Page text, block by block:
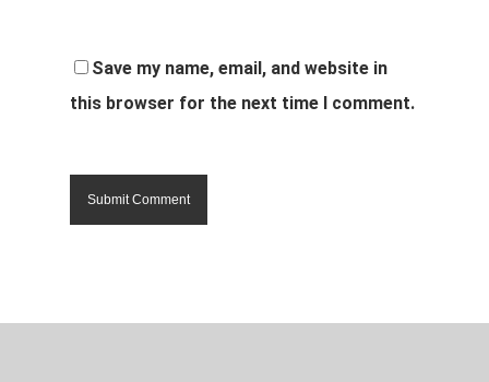
Save my name, email, and website in
this browser for the next time I comment.